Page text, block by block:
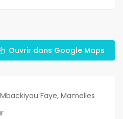
Ouvrir dans Google Maps
Faye, Mamelles